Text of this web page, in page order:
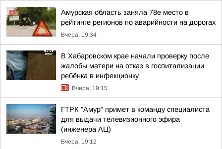
Амурская область заняла 78е место в
рейтинге регионов по аварийности на дорогах
Вчера, 19:34
В Хабаровском крае начали проверку после
жалобы матери на отказ в госпитализации
ребёнка в инфекционку
Вчера, 19:15
ГТРК "Амур" примет в команду специалиста
для выдачи телевизионного эфира
(инженера АЦ)
Вчера, 19:12